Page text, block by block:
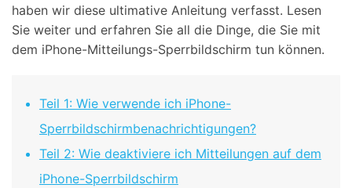
haben wir diese ultimative Anleitung verfasst. Lesen
Sie weiter und erfahren Sie all die Dinge, die Sie mit
dem iPhone-Mitteilungs-Sperrbildschirm tun können.
Teil 1: Wie verwende ich iPhone-
Sperrbildschirmbenachrichtigungen?
Teil 2: Wie deaktiviere ich Mitteilungen auf dem
iPhone-Sperrbildschirm